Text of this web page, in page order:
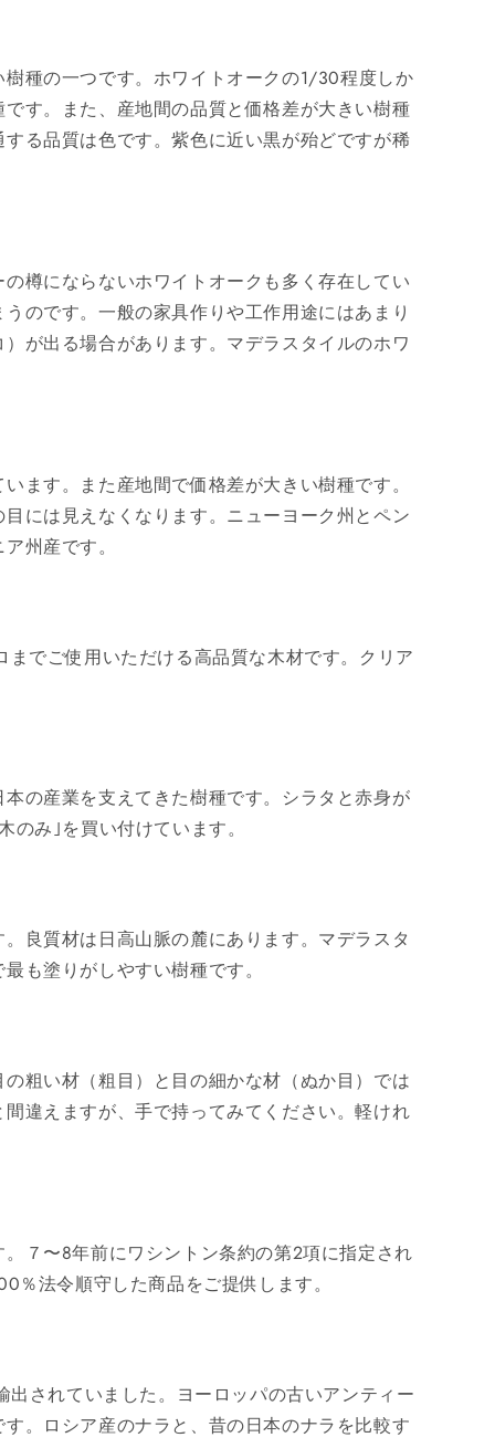
種の一つです。ホワイトオークの1/30程度しか
す。また、産地間の品質と価格差が大きい樹種
る品質は色です。紫色に近い黒が殆どですが稀
樽にならないホワイトオークも多く存在してい
のです。一般の家具作りや工作用途にはあまり
が出る場合があります。マデラスタイルのホワ
ます。また産地間で価格差が大きい樹種です。
には見えなくなります。ニューヨーク州とペン
州産です。
でご使用いただける高品質な木材です。クリア
の産業を支えてきた樹種です。シラタと赤身が
み｣を買い付けています。
良質材は日高山脈の麓にあります。マデラスタ
も塗りがしやすい樹種です。
粗い材（粗目）と目の細かな材（ぬか目）では
違えますが、手で持ってみてください。軽けれ
７〜8年前にワシントン条約の第2項に指定され
法令順守した商品をご提供します。
されていました。ヨーロッパの古いアンティー
。ロシア産のナラと、昔の日本のナラを比較す